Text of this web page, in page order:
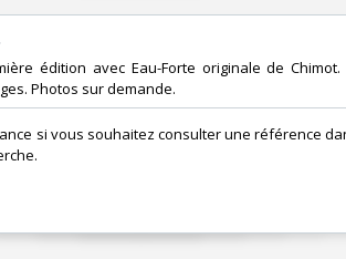
édition avec Eau-Forte originale de Chimot.
Photos sur demande.
si vous souhaitez consulter une référence